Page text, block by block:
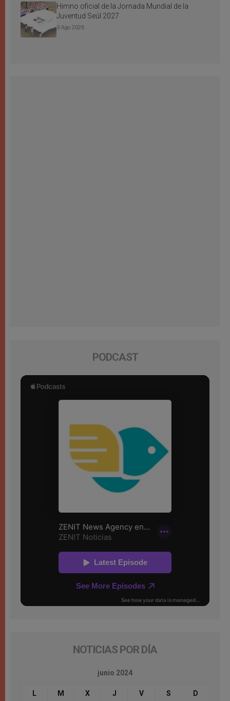
Himno oficial de la Jornada Mundial de la
Juventud Seúl 2027
3 Ago 2026
PODCAST
NOTICIAS POR DÍA
junio 2024
L M X J V S D